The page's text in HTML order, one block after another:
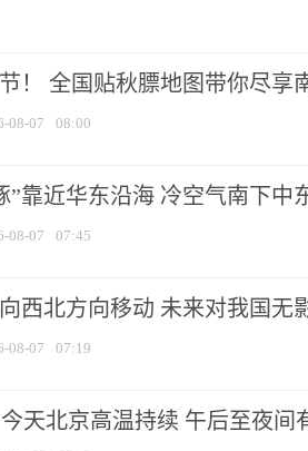
！ 全国贴秋膘地图带你尽享
08-07 08:00
”靠近华东沿海 冷空气南下中
08-07 07:45
西北方向移动 未来对我国无
08-07 07:19
天北京高温持续 午后至夜间